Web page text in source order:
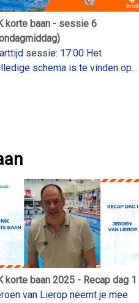
korte baan - sessie 6
sessie: 17:00 Het
schema is te vinden op
korte baan 2025 - Recap dag 1
van Lierop neemt je mee